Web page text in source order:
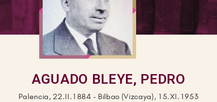
AGUADO BLEYE, PEDRO
Palencia, 22.II.1884 - Bilbao (Vizcaya), 15.XI.1953